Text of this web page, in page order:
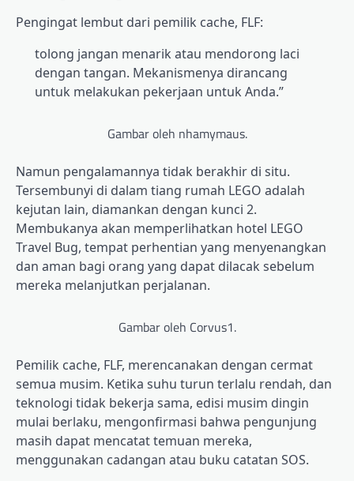
Pengingat lembut dari pemilik cache, FLF:
tolong jangan menarik atau mendorong laci
dengan tangan. Mekanismenya dirancang
untuk melakukan pekerjaan untuk Anda.”
Gambar oleh nhamymaus.
Namun pengalamannya tidak berakhir di situ.
Tersembunyi di dalam tiang rumah LEGO adalah
kejutan lain, diamankan dengan kunci 2.
Membukanya akan memperlihatkan hotel LEGO
Travel Bug, tempat perhentian yang menyenangkan
dan aman bagi orang yang dapat dilacak sebelum
mereka melanjutkan perjalanan.
Gambar oleh Corvus1.
Pemilik cache, FLF, merencanakan dengan cermat
semua musim. Ketika suhu turun terlalu rendah, dan
teknologi tidak bekerja sama, edisi musim dingin
mulai berlaku, mengonfirmasi bahwa pengunjung
masih dapat mencatat temuan mereka,
menggunakan cadangan atau buku catatan SOS.